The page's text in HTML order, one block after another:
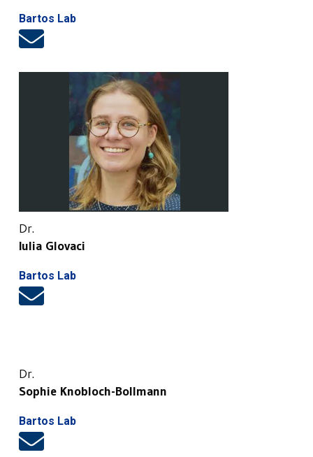
Bartos Lab
Dr.
Iulia Glovaci
Bartos Lab
Dr.
Sophie Knobloch-Bollmann
Bartos Lab